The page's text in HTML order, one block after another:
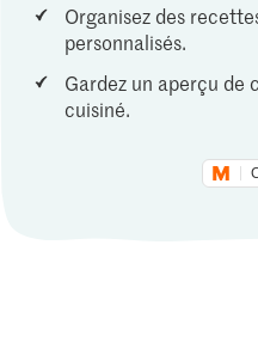
Organisez des
personnalisés.
Gardez un aperçu de
cuisiné.